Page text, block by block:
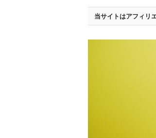
当サイトはアフィリ